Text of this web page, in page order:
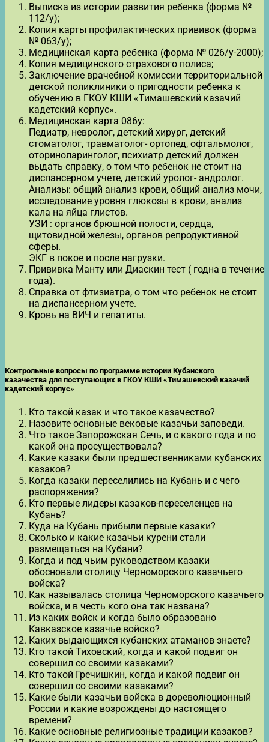
Выписка из истории развития ребенка (форма №
112/у);
Копия карты профилактических прививок (форма
№ 063/у);
Медицинская карта ребенка (форма № 026/у-2000);
Копия медицинского страхового полиса;
Заключение врачебной комиссии территориальной
детской поликлиники о пригодности ребенка к
обучению в ГКОУ КШИ «Тимашевский казачий
кадетский корпус».
Медицинская карта 086у:
Педиатр, невролог, детский хирург, детский
стоматолог, травматолог- ортопед, офтальмолог,
оториноларинголог, психиатр детский должен
выдать справку, о том что ребенок не стоит на
диспансерном учете, детский уролог- андролог.
Анализы: общий анализ крови, общий анализ мочи,
исследование уровня глюкозы в крови, анализ
кала на яйца глистов.
УЗИ : органов брюшной полости, сердца,
щитовидной железы, органов репродуктивной
сферы.
ЭКГ в покое и после нагрузки.
Прививка Манту или Диаскин тест ( годна в течение
года).
Справка от фтизиатра, о том что ребенок не стоит
на диспансерном учете.
Кровь на ВИЧ и гепатиты.
Контрольные вопросы по программе истории Кубанского
казачества для поступающих в ГКОУ КШИ «Тимашевский казачий
кадетский корпус»
Кто такой казак и что такое казачество?
Назовите основные вековые казачьи заповеди.
Что такое Запорожская Сечь, и с какого года и по
какой она просуществовала?
Какие казаки были предшественниками кубанских
казаков?
Когда казаки переселились на Кубань и с чего
распоряжения?
Кто первые лидеры казаков-переселенцев на
Кубань?
Куда на Кубань прибыли первые казаки?
Сколько и какие казачьи курени стали
размещаться на Кубани?
Когда и под чьим руководством казаки
обосновали столицу Черноморского казачьего
войска?
Как называлась столица Черноморского казачьего
войска, и в честь кого она так названа?
Из каких войск и когда было образовано
Кавказское казачье войско?
Каких выдающихся кубанских атаманов знаете?
Кто такой Тиховский, когда и какой подвиг он
совершил со своими казаками?
Кто такой Гречишкин, когда и какой подвиг он
совершил со своими казаками?
Какие были казачьи войска в дореволюционный
России и какие возрождены до настоящего
времени?
Какие основные религиозные традиции казаков?